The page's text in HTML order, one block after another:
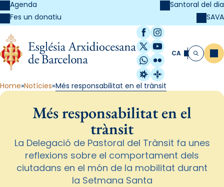
Agenda
Fes un donatiu
Santoral del dia
SAVA
Facebook
Instagram
X / Twitter
YouTube
WhatsApp
Flickr
Radio Estel
Catalunya
CA Cerca
Home Notícies Més responsabilitat en el trànsit
Més responsabilitat en el
trànsit
La Delegació de Pastoral del Trànsit fa unes
reflexions sobre el comportament dels
ciutadans en el món de la mobilitat durant
la Setmana Santa